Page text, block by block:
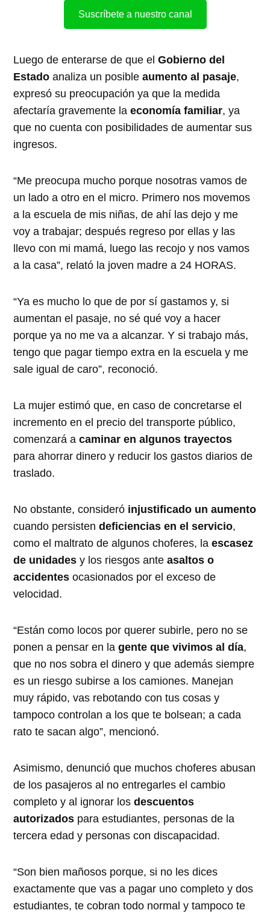
Suscríbete a nuestro canal
Luego de enterarse de que elGobierno del
Estado analiza un posibleaumento al pasaje,
expresó su preocupación ya que la medida
afectaría gravemente laeconomía familiar, ya
que no cuenta con posibilidades de aumentar sus
ingresos.
“Me preocupa mucho porque nosotras vamos de
un lado a otro en el micro. Primero nos movemos
a la escuela de mis niñas, de ahí las dejo y me
voy a trabajar; después regreso por ellas y las
llevo con mi mamá, luego las recojo y nos vamos
a la casa”, relató la joven madre a 24 HORAS.
“Ya es mucho lo que de por sí gastamos y, si
aumentan el pasaje, no sé qué voy a hacer
porque ya no me va a alcanzar. Y si trabajo más,
tengo que pagar tiempo extra en la escuela y me
sale igual de caro”, reconoció.
La mujer estimó que, en caso de concretarse el
incremento en el precio del transporte público,
comenzará acaminar en algunos trayectos
para ahorrar dinero y reducir los gastos diarios de
traslado.
No obstante, consideró injustificado un aumento
cuando persistendeficiencias en el servicio,
como el maltrato de algunos choferes, laescasez
de unidades y los riesgos anteasaltos o
accidentes ocasionados por el exceso de
velocidad.
“Están como locos por querer subirle, pero no se
ponen a pensar en lagente que vivimos al día,
que no nos sobra el dinero y que además siempre
es un riesgo subirse a los camiones. Manejan
muy rápido, vas rebotando con tus cosas y
tampoco controlan a los que te bolsean; a cada
rato te sacan algo”, mencionó.
Asimismo, denunció que muchos choferes abusan
de los pasajeros al no entregarles el cambio
completo y al ignorar losdescuentos
autorizados para estudiantes, personas de la
tercera edad y personas con discapacidad.
“Son bien mañosos porque, si no les dices
exactamente que vas a pagar uno completo y dos
estudiantes, te cobran todo normal y tampoco te